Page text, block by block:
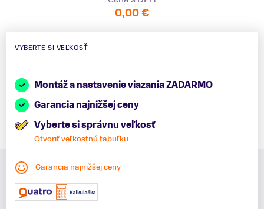
0,00 €
VYBERTE SI VEĽKOSŤ
Montáž a nastavenie viazania ZADARMO
Garancia najnižšej ceny
Vyberte si správnu veľkosť
Otvoriť veľkostnú tabuľku
Garancia najnižšej ceny